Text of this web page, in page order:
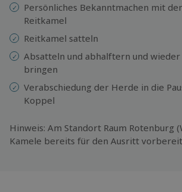
Persönliches Bekanntmachen mit
Reitkamel
Reitkamel satteln
Absatteln und abhalftern und
bringen
Verabschiedung der Herde in die
Koppel
Hinweis: Am Standort Raum Rotenburg
Kamele bereits für den Ausritt